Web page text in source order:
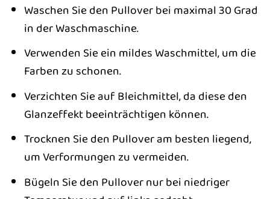
Waschen Sie den Pullover bei maximal 30 Grad
in der Waschmaschine.
Verwenden Sie ein mildes Waschmittel, um die
Farben zu schonen.
Verzichten Sie auf Bleichmittel, da diese den
Glanzeffekt beeinträchtigen können.
Trocknen Sie den Pullover am besten liegend,
um Verformungen zu vermeiden.
Bügeln Sie den Pullover nur bei niedriger